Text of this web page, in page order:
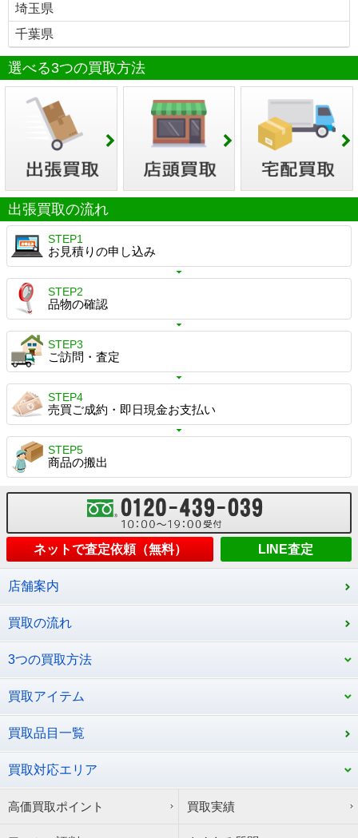
埼玉県
千葉県
選べる3つの買取方法
出張買取の流れ
STEP1
お見積りの申し込み
STEP2
品物の確認
STEP3
ご訪問・査定
STEP4
売買ご成約・即日現金お支払い
STEP5
商品の搬出
ネットで査定依頼（無料） LINE査定
店舗案内
買取の流れ
3つの買取方法
買取アイテム
買取品目一覧
買取対応エリア
高価買取ポイント 買取実績